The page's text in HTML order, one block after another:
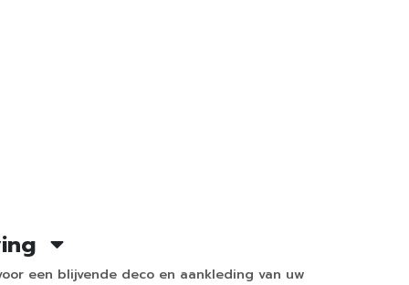
een blijvende deco en aankleding van uw